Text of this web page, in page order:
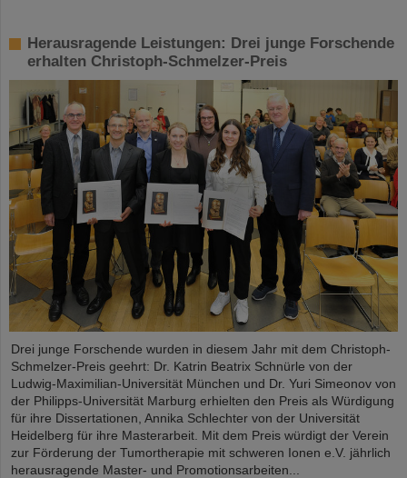
Herausragende Leistungen: Drei junge Forschende
erhalten Christoph-Schmelzer-Preis
Drei junge Forschende wurden in diesem Jahr mit dem Christoph-
Schmelzer-Preis geehrt: Dr. Katrin Beatrix Schnürle von der
Ludwig-Maximilian-Universität München und Dr. Yuri Simeonov von
der Philipps-Universität Marburg erhielten den Preis als Würdigung
für ihre Dissertationen, Annika Schlechter von der Universität
Heidelberg für ihre Masterarbeit. Mit dem Preis würdigt der Verein
zur Förderung der Tumortherapie mit schweren Ionen e.V. jährlich
herausragende Master- und Promotionsarbeiten...